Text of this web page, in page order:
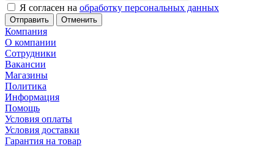
Я согласен на обработку персональных данных
Отменить
Компания
О компании
Сотрудники
Вакансии
Магазины
Политика
Информация
Помощь
Условия оплаты
Условия доставки
Гарантия на товар